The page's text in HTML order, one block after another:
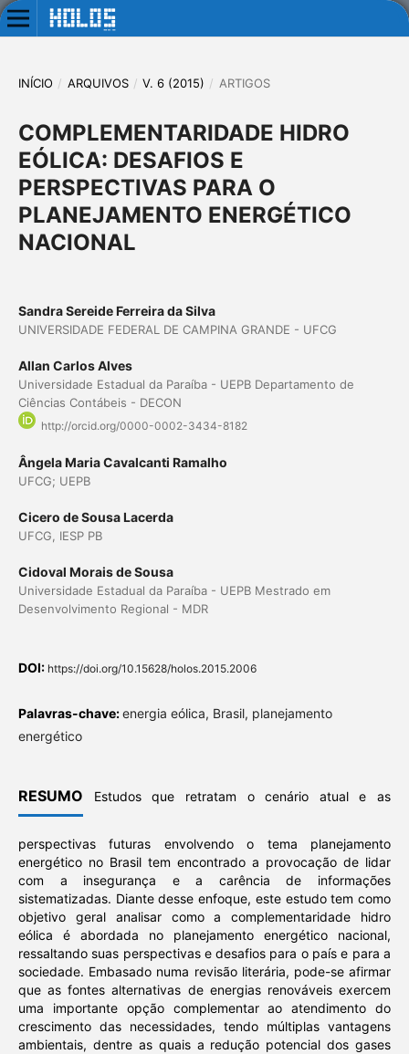
INÍCIO / ARQUIVOS / V. 6 (2015) / ARTIGOS
COMPLEMENTARIDADE HIDRO
EÓLICA: DESAFIOS E
PERSPECTIVAS PARA O
PLANEJAMENTO ENERGÉTICO
NACIONAL
Sandra Sereide Ferreira da Silva
UNIVERSIDADE FEDERAL DE CAMPINA GRANDE - UFCG
Allan Carlos Alves
Universidade Estadual da Paraíba - UEPB Departamento de
Ciências Contábeis - DECON
http://orcid.org/0000-0002-3434-8182
Ângela Maria Cavalcanti Ramalho
UFCG; UEPB
Cicero de Sousa Lacerda
UFCG, IESP PB
Cidoval Morais de Sousa
Universidade Estadual da Paraíba - UEPB Mestrado em
Desenvolvimento Regional - MDR
DOI: https://doi.org/10.15628/holos.2015.2006
Palavras-chave:energia eólica, Brasil, planejamento
energético
RESUMO Estudos que retratam o cenário atual e as
perspectivas futuras envolvendo o tema planejamento
energético no Brasil tem encontrado a provocação de lidar
com a insegurança e a carência de informações
sistematizadas. Diante desse enfoque, este estudo tem como
objetivo geral analisar como a complementaridade hidro
eólica é abordada no planejamento energético nacional,
ressaltando suas perspectivas e desafios para o país e para a
sociedade. Embasado numa revisão literária, pode-se afirmar
que as fontes alternativas de energias renováveis exercem
uma importante opção complementar ao atendimento do
crescimento das necessidades, tendo múltiplas vantagens
ambientais, dentre as quais a redução potencial dos gases